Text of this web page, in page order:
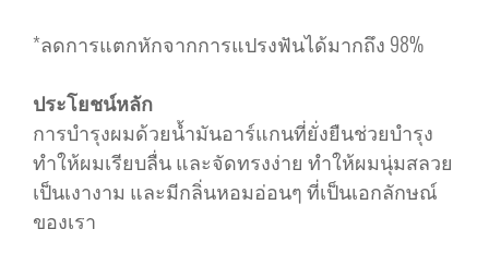
*ลดการแตกหักจากการแปรงฟันได้มากถึง 98%
ประโยชน์หลัก
การบำรุงผมด้วยน้ำมันอาร์แกนที่ยั่งยืนช่วยบำรุง
ทำให้ผมเรียบลื่น และจัดทรงง่าย ทำให้ผมนุ่มสลวย
เป็นเงางาม และมีกลิ่นหอมอ่อนๆ ที่เป็นเอกลักษณ์
ของเรา